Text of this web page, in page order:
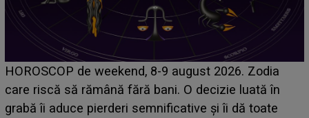
Emanuel a ținut ACEST DETALIU ASCUNS până
acum! În fața Alexandrei, concurentul din Casa Iubirii
face o MĂRTURISIRE NEAȘTEPTATĂ despre mama